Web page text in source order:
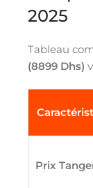
2025
Tableau
(8899 Dhs)
Prix